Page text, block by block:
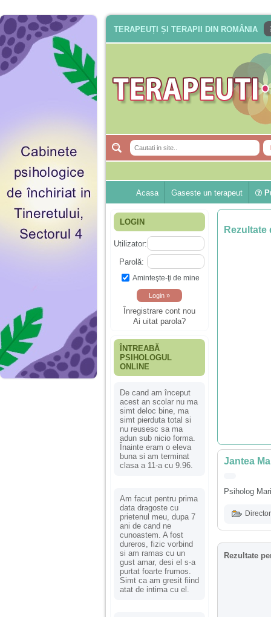
TERAPEUȚI ȘI TERAPII DIN ROMÂNIA
Acasa Gaseste un terapeut
LOGIN
Utilizator:
Parolă:
Aminteşte-ţi de mine
Înregistrare cont nou
Ai uitat parola?
ÎNTREABĂ
PSIHOLOGUL
ONLINE
De cand am început
acest an scolar nu ma
simt deloc bine, ma
simt pierduta total si
nu reusesc sa ma
adun sub nicio forma.
Înainte eram o eleva
buna si am terminat
clasa a 11-a cu 9.96.
Am facut pentru prima
data dragoste cu
prietenul meu, dupa 7
ani de cand ne
cunoastem. A fost
dureros, fizic vorbind
si am ramas cu un
gust amar, desi el s-a
purtat foarte frumos.
Simt ca am gresit fiind
atat de intima cu el.
Rezultate
Jantea
Psiholog
Rezultate